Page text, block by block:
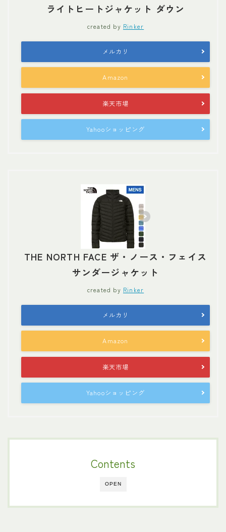
ライトヒートジャケット ダウン
created by Rinker
メルカリ
Amazon
楽天市場
Yahooショッピング
THE NORTH FACE ザ・ノース・フェイス
サンダージャケット
created by Rinker
メルカリ
Amazon
楽天市場
Yahooショッピング
OPEN
Contents